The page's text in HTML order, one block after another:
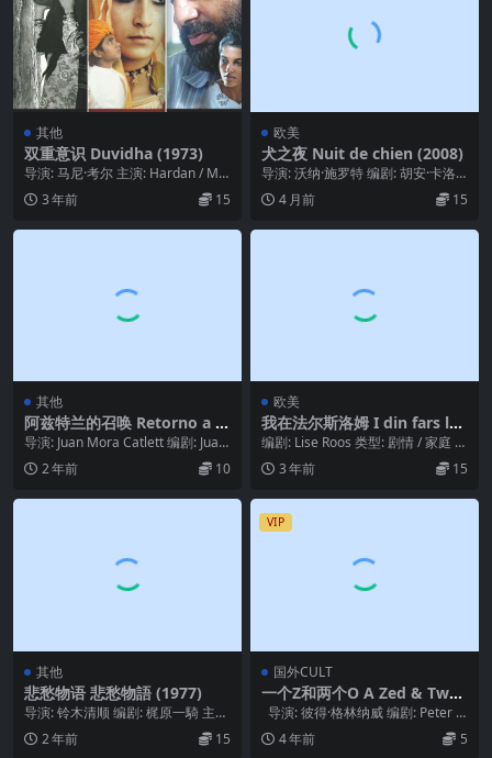
其他
双重意识 Duvidha (1973)
导演: 马尼·考尔 主演: Hardan / Ma
nohar Lalas / R...
3 年前 15
欧美
犬之夜 Nuit de chien (2008)
导演: 沃纳·施罗特 编剧: 胡安·卡洛
斯·奥内蒂 / 沃纳·施罗特 主演: 帕...
4 月前 15
其他
阿兹特兰的召唤 Retorno a A
ztlán (1991)
导演: Juan Mora Catlett 编剧: Juan
Mora Catl...
2 年前 10
欧美
我在法尔斯洛姆 I din fars lo
mme(1973)
编剧: Lise Roos 类型: 剧情 / 家庭 制
片国家/地区: 丹麦 语言...
3 年前 15
其他
悲愁物语 悲愁物語 (1977)
导演: 铃木清顺 编剧: 梶原一騎 主
演: 江波杏子 / 原田芳雄 / 冈田真
澄...2 年前 15
VIP
国外CULT
一个Z和两个O A Zed & Two
Noughts (1985)
导演: 彼得·格林纳威 编剧: Peter G
reenaway 主...
4 年前 5